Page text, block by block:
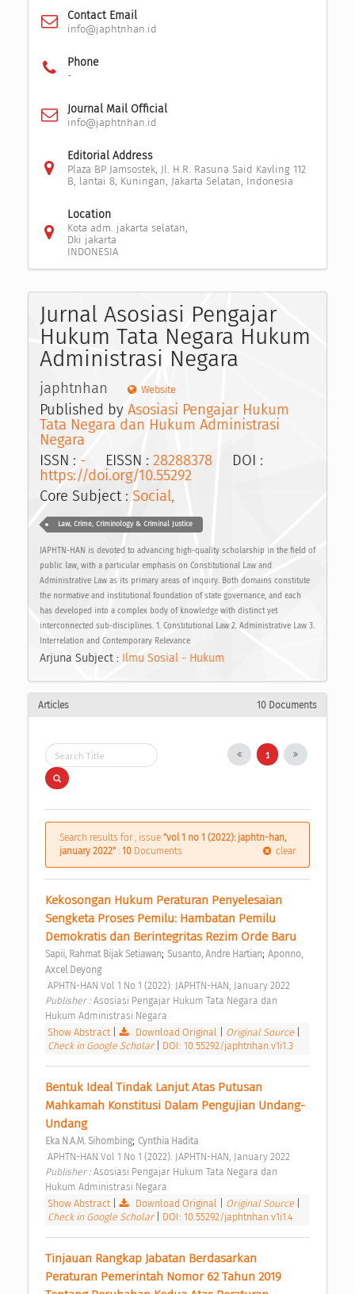
Contact Email
info@japhtnhan.id
Phone
-
Journal Mail Official
info@japhtnhan.id
Editorial Address
Plaza BP Jamsostek, Jl. H.R. Rasuna Said Kavling 112
B, lantai 8, Kuningan, Jakarta Selatan, Indonesia
Location
Kota adm. jakarta selatan,
Dki jakarta
INDONESIA
Jurnal Asosiasi Pengajar
Hukum Tata Negara Hukum
Administrasi Negara
japhtnhan Website
Published by Asosiasi Pengajar Hukum
Tata Negara dan Hukum Administrasi
Negara
ISSN : - EISSN : 28288378 DOI :
https://doi.org/10.55292
Core Subject : Social,
Law, Crime, Criminology & Criminal Justice
JAPHTN-HAN is devoted to advancing high-quality scholarship in the field of
public law, with a particular emphasis on Constitutional Law and
Administrative Law as its primary areas of inquiry. Both domains constitute
the normative and institutional foundation of state governance, and each
has developed into a complex body of knowledge with distinct yet
interconnected sub-disciplines. 1. Constitutional Law 2. Administrative Law 3.
Interrelation and Contemporary Relevance
Arjuna Subject : Ilmu Sosial - Hukum
Articles 10 Documents
1
Search results for , issue "vol 1 no 1 (2022): japhtn-han,
january 2022" : 10 Documents clear
Kekosongan Hukum Peraturan Penyelesaian
Sengketa Proses Pemilu: Hambatan Pemilu
Demokratis dan Berintegritas Rezim Orde Baru
Sapii, Rahmat Bijak Setiawan; Susanto, Andre Hartian; Aponno,
Axcel Deyong
APHTN-HAN Vol 1 No 1 (2022): JAPHTN-HAN, January 2022
Publisher : Asosiasi Pengajar Hukum Tata Negara dan
Hukum Administrasi Negara
Show Abstract| Download Original Original Source
Check in Google Scholar
DOI: 10.55292/japhtnhan.v1i1.3
Bentuk Ideal Tindak Lanjut Atas Putusan
Mahkamah Konstitusi Dalam Pengujian Undang-
Undang
Eka N.A.M. Sihombing; Cynthia Hadita
APHTN-HAN Vol 1 No 1 (2022): JAPHTN-HAN, January 2022
Publisher : Asosiasi Pengajar Hukum Tata Negara dan
Hukum Administrasi Negara
Show Abstract| Download Original Original Source
Check in Google Scholar
DOI: 10.55292/japhtnhan.v1i1.4
Tinjauan Rangkap Jabatan Berdasarkan
Peraturan Pemerintah Nomor 62 Tahun 2019